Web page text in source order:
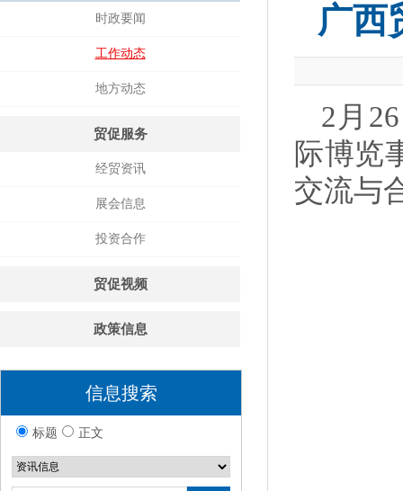
时政要闻
工作动态
地方动态
贸促服务
经贸资讯
展会信息
投资合作
贸促视频
政策信息
信息搜索
标题 正文
广西
2月
际博览
交流与